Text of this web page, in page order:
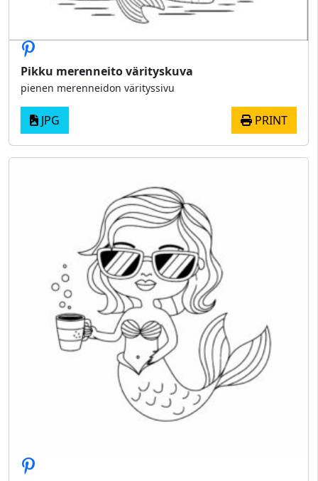
Pikku merenneito värityskuva
pienen merenneidon värityssivu
JPG PRINT